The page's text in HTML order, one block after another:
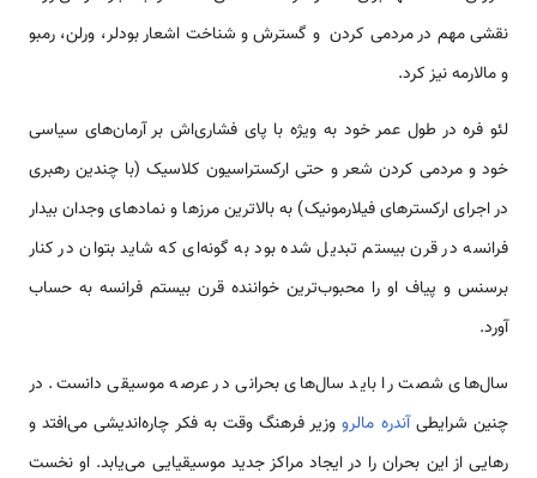
نقشی مهم در مردمی کردن و گسترش و شناخت اشعار بودلر، ورلن، رمبو
و مالارمه نیز کرد.
لئو فره در طول عمر خود به ویژه با پای فشاری‌اش بر آرمان‌های سیاسی
خود و مردمی کردن شعر و حتی ارکستراسیون کلاسیک (با چندین رهبری
در اجرای ارکسترهای فیلارمونیک) به بالاترین مرزها و نمادهای وجدان بیدار
فرانسه در قرن بیستم تبدیل شده بود به گونه‌ای که شاید بتوان در کنار
برسنس و پیاف او را محبوب‌ترین خواننده قرن بیستم فرانسه به حساب
آورد.
سال‌های شصت را باید سال‌های بحرانی در عرصه موسیقی دانست. در
چنین شرایطیآندره مالرووزیر فرهنگ وقت به فکر چاره‌اندیشی می‌افتد و
رهایی از این بحران را در ایجاد مراکز جدید موسیقیایی می‌یابد. او نخست